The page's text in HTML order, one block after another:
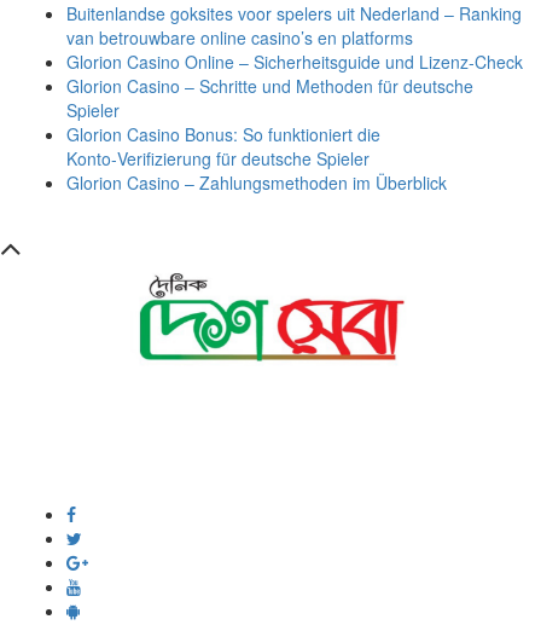
Buitenlandse goksites voor spelers uit Nederland – Ranking
van betrouwbare online casino’s en platforms
Glorion Casino Online – Sicherheitsguide und Lizenz‑Check
Glorion Casino – Schritte und Methoden für deutsche
Spieler
Glorion Casino Bonus: So funktioniert die
Konto‑Verifizierung für deutsche Spieler
Glorion Casino – Zahlungsmethoden im Überblick